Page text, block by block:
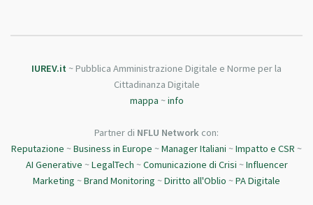
IUREV.it ~ Pubblica Amministrazione Digitale e Norme per la
Cittadinanza Digitale
mappa ~info
Partner di NFLU Network con:
Reputazione ~Business in Europe ~Manager Italiani ~Impatto e CSR ~
AI Generative ~LegalTech ~Comunicazione di Crisi ~Influencer
Marketing ~Brand Monitoring ~Diritto all'Oblio ~PA Digitale